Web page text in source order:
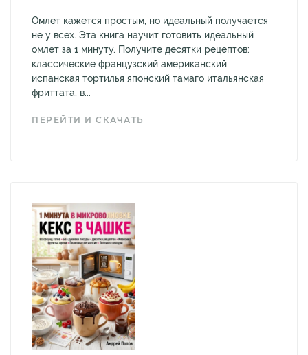
Омлет кажется простым, но идеальный получается
не у всех. Эта книга научит готовить идеальный
омлет за 1 минуту. Получите десятки рецептов:
классические французский американский
испанская тортилья японский тамаго итальянская
фриттата, в...
ПЕРЕЙТИ И СКАЧАТЬ